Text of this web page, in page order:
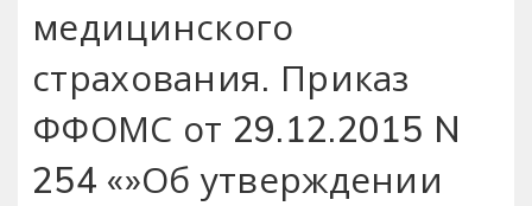
медицинского
страхования. Приказ
ФФОМС от 29.12.2015 N
254 «»Об утверждении